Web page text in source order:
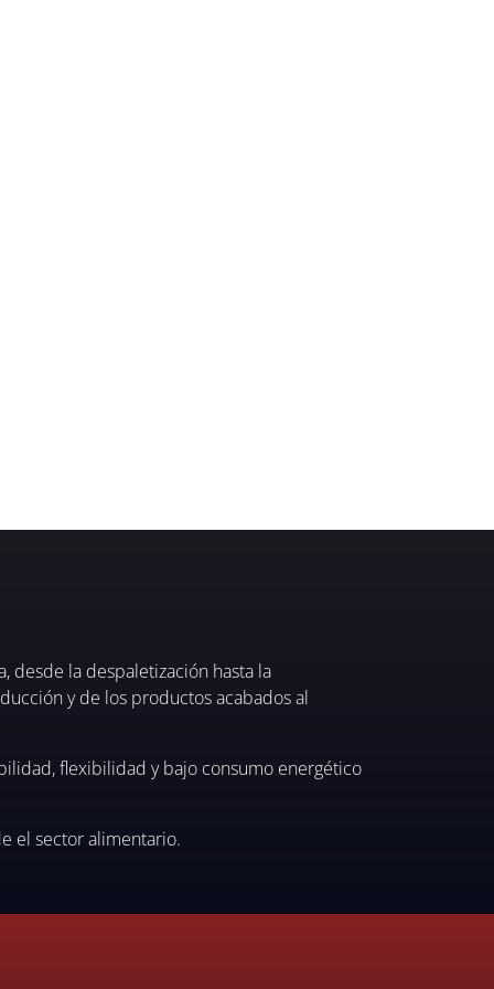
desde la despaletización hasta la
y de los productos acabados al
flexibilidad y bajo consumo energético
el sector alimentario.